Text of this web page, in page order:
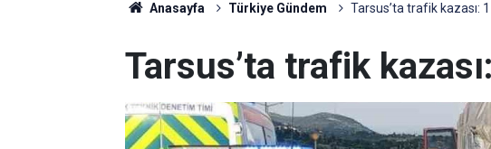
Anasayfa Türkiye Gündem Tarsus’ta trafik kazası:
Tarsus’ta trafik